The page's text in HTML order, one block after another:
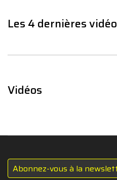
Les 4 dernières
Vidéos
Abonnez-vous à la